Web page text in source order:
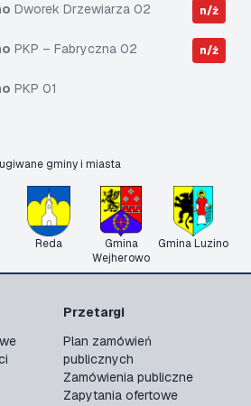
Dworek Drzewiarza 02 n/ż
PKP – Fabryczna 02 n/ż
PKP 01
gminy i miasta
Reda
Gmina
Wejherowo
Gmina Luzino
Przetargi
Plan zamówień
publicznych
Zamówienia publiczne
Zapytania ofertowe